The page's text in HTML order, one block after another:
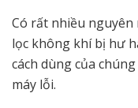
Có rất nhiều nguyên
lọc không khí bị hư
cách dùng của
máy lỗi.